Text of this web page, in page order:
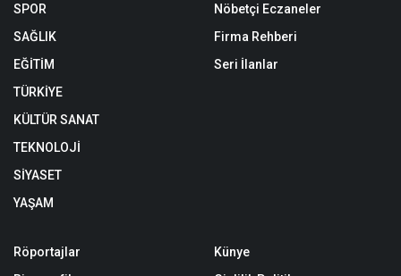
SPOR
SAĞLIK
EĞİTİM
TÜRKİYE
KÜLTÜR SANAT
TEKNOLOJİ
SİYASET
YAŞAM
Nöbetçi Eczaneler
Firma Rehberi
Seri İlanlar
Röportajlar
Künye